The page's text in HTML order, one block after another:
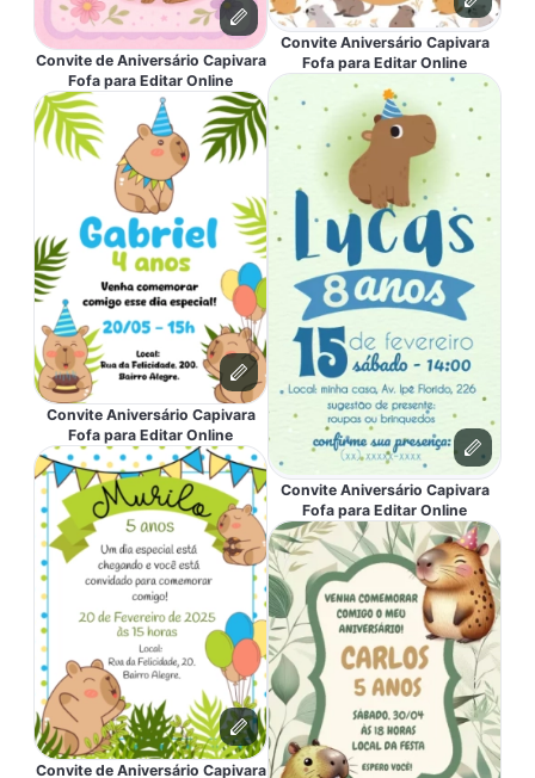
Convite de Aniversário Capivara
Fofa para Editar Online
Convite Aniversário Capivara
Fofa para Editar Online
Convite de Aniversário Capivara
Convite Aniversário Capivara
Fofa para Editar Online
Convite Aniversário Capivara
Fofa para Editar Online